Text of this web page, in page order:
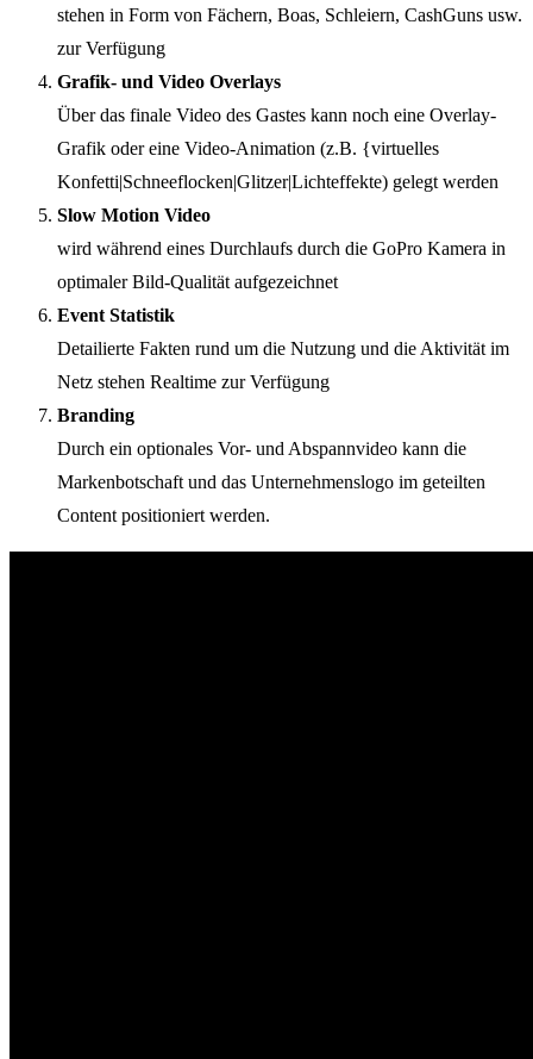
stehen in Form von Fächern, Boas, Schleiern, CashGuns usw.
zur Verfügung
Grafik- und Video Overlays
Über das finale Video des Gastes kann noch eine Overlay-
Grafik oder eine Video-Animation (z.B. {virtuelles
Konfetti|Schneeflocken|Glitzer|Lichteffekte) gelegt werden
Slow Motion Video
wird während eines Durchlaufs durch die GoPro Kamera in
optimaler Bild-Qualität aufgezeichnet
Event Statistik
Detailierte Fakten rund um die Nutzung und die Aktivität im
Netz stehen Realtime zur Verfügung
Branding
Durch ein optionales Vor- und Abspannvideo kann die
Markenbotschaft und das Unternehmenslogo im geteilten
Content positioniert werden.